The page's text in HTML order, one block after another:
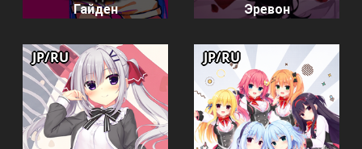
Гайден
Эревон
JP/RU JP/RU